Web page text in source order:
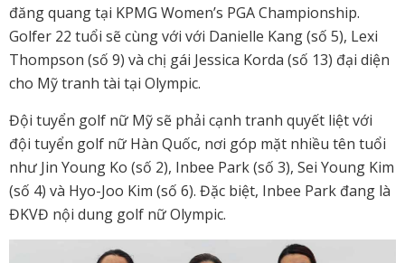
đăng quang tại KPMG Women’s PGA Championship.
Golfer 22 tuổi sẽ cùng với với Danielle Kang (số 5), Lexi
Thompson (số 9) và chị gái Jessica Korda (số 13) đại diện
cho Mỹ tranh tài tại Olympic.
Đội tuyển golf nữ Mỹ sẽ phải cạnh tranh quyết liệt với
đội tuyển golf nữ Hàn Quốc, nơi góp mặt nhiều tên tuổi
như Jin Young Ko (số 2), Inbee Park (số 3), Sei Young Kim
(số 4) và Hyo-Joo Kim (số 6). Đặc biệt, Inbee Park đang là
ĐKVĐ nội dung golf nữ Olympic.